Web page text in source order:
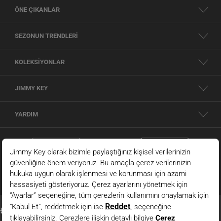
ÖNE ÇIKANLAR
SEZONUN TRENDLERİ
KOLEKSİYONLAR
JIMMY KEY
YARDIM